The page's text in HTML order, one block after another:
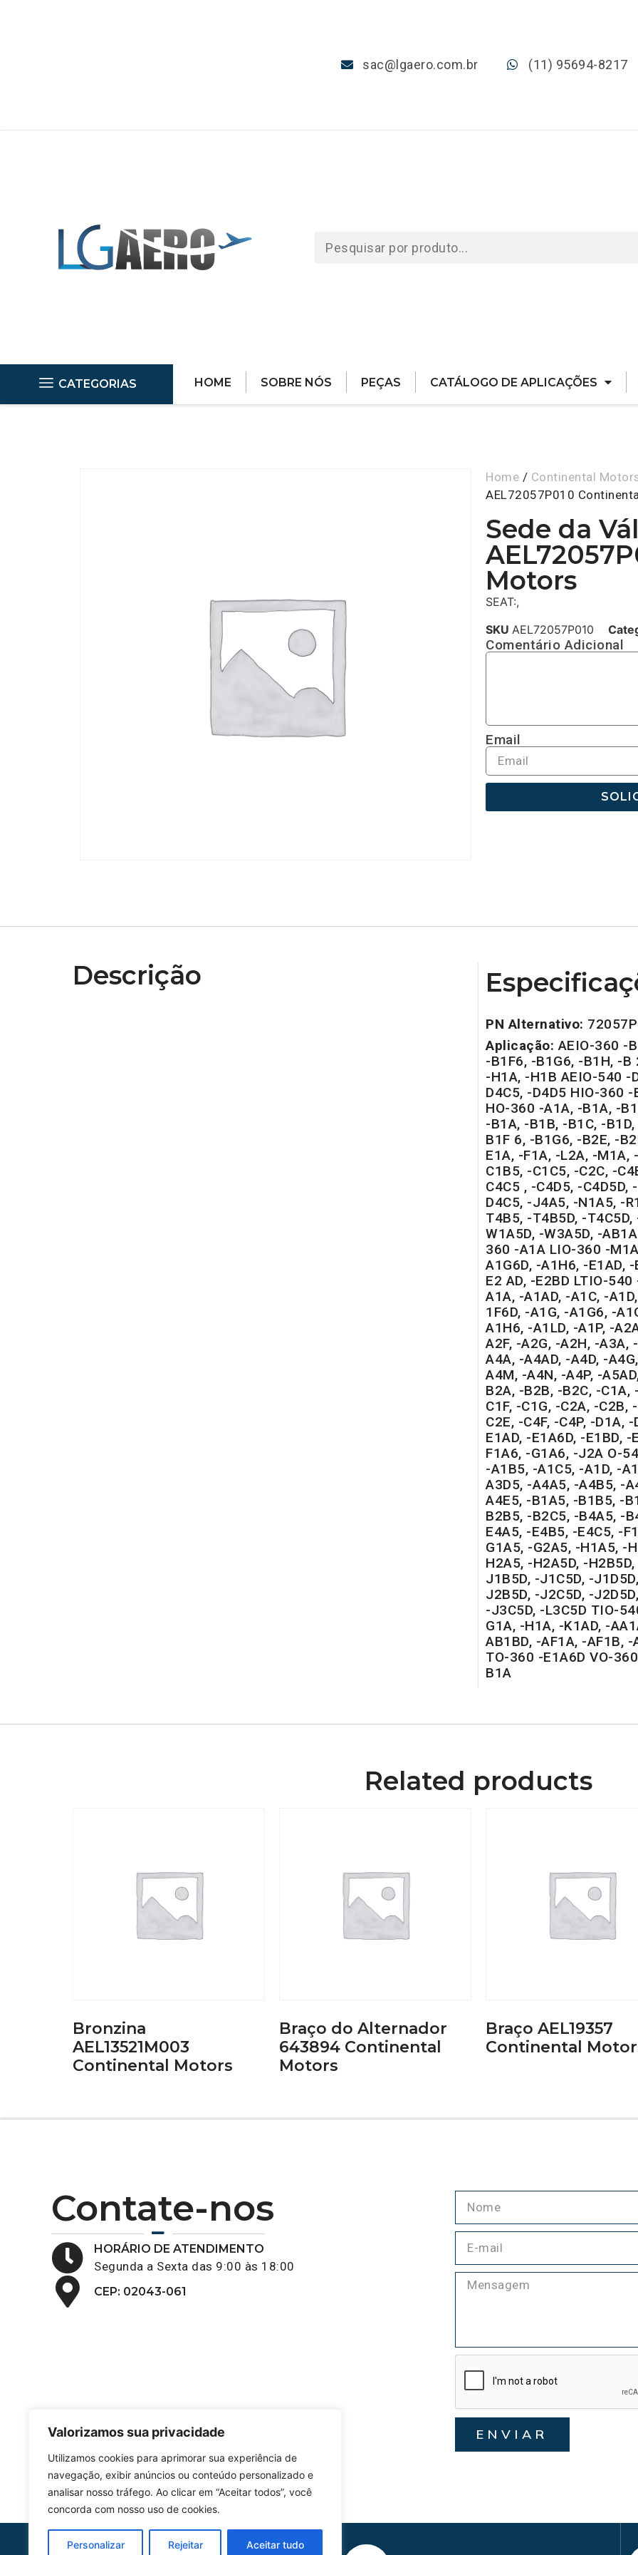
Valorizamos sua privacidade
Utilizamos cookies para aprimorar sua experiência de
navegação, exibir anúncios ou conteúdo personalizado e
analisar nosso tráfego. Ao clicar em “Aceitar todos”, você
concorda com nosso uso de cookies.
Personalizar Rejeitar Aceitar tudo
sac@lgaero.com.br (11) 95694-8217
CATEGORIAS HOME SOBRE NÓS PEÇAS CATÁLOGO DE APLICAÇÕES
Home / Continental
AEL72057P010
Sede da
Motors
SEAT:,
SKU AEL72057P010
Comentário Adicional
Email
Descrição
PN Alternativo:
Aplicação:AEIO-360 -
-B1F6, -B1G6, -B1H, -B
-H1A, -H1B AEIO-540 -
D4C5, -D4D5 HIO-360
HO-360 -A1A, -B1A, -
-B1A, -B1B, -B1C, -
B1F 6, -B1G6, -B2E, -
E1A, -F1A, -L2A, -M1A,
C1B5, -C1C5, -C2C, -
C4C5 , -C4D5, -C4D5D,
D4C5, -J4A5, -N1A5, -
T4B5, -T4B5D, -T4C5D,
W1A5D, -W3A5D, -
360 -A1A LIO-360 -
A1G6D, -A1H6, -E1AD, -
E2 AD, -E2BD LTIO-
A1A, -A1AD, -A1C, -
1F6D, -A1G, -A1G6, -
A1H6, -A1LD, -A1P, -
A2F, -A2G, -A2H, -A3A,
A4A, -A4AD, -A4D, -
A4M, -A4N, -A4P, -
B2A, -B2B, -B2C, -C1A,
C1F, -C1G, -C2A, -C2B,
C2E, -C4F, -C4P, -D1A,
E1AD, -E1A6D, -E1BD, -
F1A6, -G1A6, -J2A O-
-A1B5, -A1C5, -A1D, -
A3D5, -A4A5, -A4B5, -
A4E5, -B1A5, -B1B5, -
B2B5, -B2C5, -B4A5, -
E4A5, -E4B5, -E4C5, -
G1A5, -G2A5, -H1A5, -
H2A5, -H2A5D, -
J1B5D, -J1C5D, -
J2B5D, -J2C5D, -
-J3C5D, -L3C5D TIO-
G1A, -H1A, -K1AD, -
AB1BD, -AF1A, -AF1B, -
TO-360 -E1A6D VO-
B1A
Related products
Bronzina
AEL13521M003
Continental Motors
Braço do Alternador
643894 Continental
Motors
Braço AEL19357
Continental
Contate-nos
HORÁRIO DE ATENDIMENTO
Segunda a Sexta das 9:00 às 18:00
CEP: 02043-061
ENVIAR